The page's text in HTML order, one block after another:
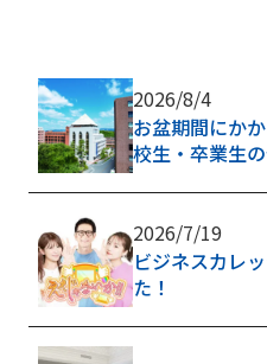
2026/8/4
お盆期間にか
校生・卒業生
2026/7/19
ビジネスカレ
た！